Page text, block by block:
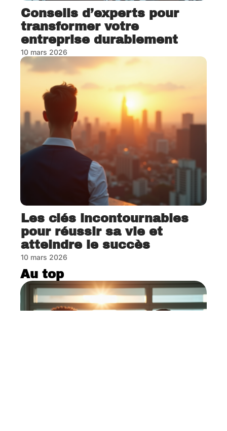
Conseils d’experts pour
transformer votre
entreprise durablement
10 mars 2026
Les clés incontournables
pour réussir sa vie et
atteindre le succès
10 mars 2026
Au top